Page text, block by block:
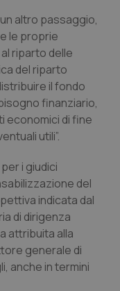
Ulcerosa
altro passaggio,
le proprie
riparto delle
del riparto
il fondo
finanziario,
economici di fine
utili”.
per i giudici
del
indicata dal
di dirigenza
attribuita alla
generale di
anche in termini